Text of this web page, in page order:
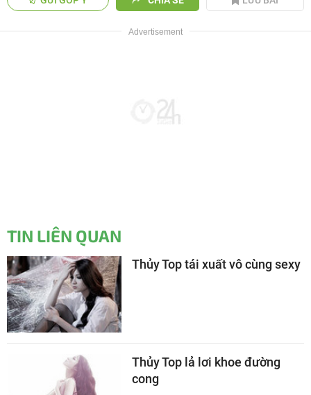
TIN LIÊN QUAN
Thủy Top tái xuất vô cùng sexy
Thủy Top lả lơi khoe đường
cong